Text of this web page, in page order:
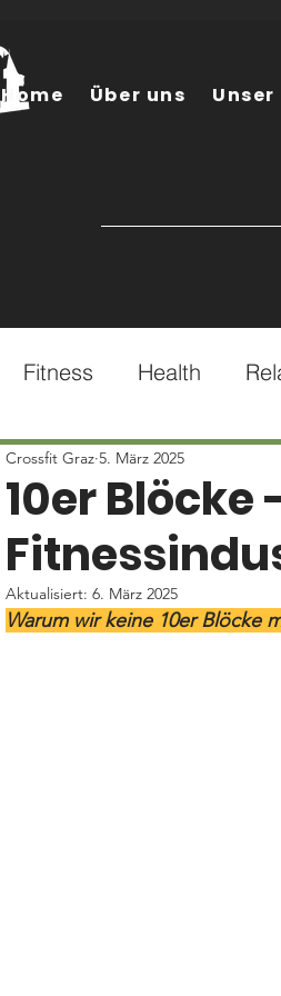
Home Über uns
Fitness Health
10er
Crossfit Graz 5. März 2025
Aktualisiert: 6. März 2025
Warum wir keine 10er Blöcke